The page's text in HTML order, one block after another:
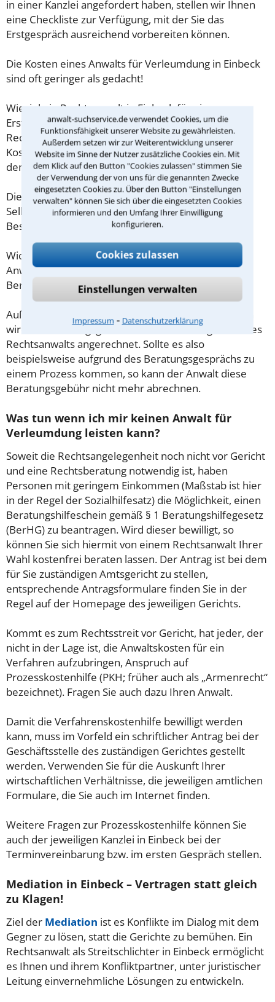
anwalt-suchservice.de verwendet Cookies, um die
Funktionsfähigkeit unserer Website zu gewährleisten.
Außerdem setzen wir zur Weiterentwicklung unserer
Website im Sinne der Nutzer zusätzliche Cookies ein. Mit
dem Klick auf den Button "Cookies zulassen" stimmen Sie
der Verwendung der von uns für die genannten Zwecke
eingesetzten Cookies zu. Über den Button "Einstellungen
verwalten" können Sie sich über die eingesetzten Cookies
informieren und den Umfang Ihrer Einwilligung
konfigurieren.
Cookies zulassen
Einstellungen verwalten
Impressum ⁃ Datenschutzerklärung
in einer Kanzlei angefordert haben, stellen wir Ihnen
eine Checkliste zur Verfügung, mit der Sie das
Erstgespräch ausreichend vorbereiten können.
Die Kosten eines Anwalts für Verleumdung in Einbeck
sind oft geringer als gedacht!
Wieviel ein Rechtsanwalt in Einbeck für eine
Erstberatung verlangen darf, ist in §34 des
Rechtsanwaltsvergütungsgesetz (RVG) geregelt. Die
Kosten für das erste Beratungsgespräch betragen
demnach maximal 190,00 € zzgl. MwSt.
Diese Regelung gilt jedoch nur für Verbraucher. Für
Selbstständige oder Freiberufler gilt diese
Beschränkung nicht.
Wichtig daher: Klären Sie die Kostenfrage mit Ihrem
Anwalt aus Einbeck schon zu Beginn der ersten
Beratung.
Außerdem gut zu wissen: Gemäß § 34 Absatz 2 RVG
wird die Beratungsgebühr auf weitere Tätigkeiten des
Rechtsanwalts angerechnet. Sollte es also
beispielsweise aufgrund des Beratungsgesprächs zu
einem Prozess kommen, so kann der Anwalt diese
Beratungsgebühr nicht mehr abrechnen.
Was tun wenn ich mir keinen Anwalt für
Verleumdung leisten kann?
Soweit die Rechtsangelegenheit noch nicht vor Gericht
und eine Rechtsberatung notwendig ist, haben
Personen mit geringem Einkommen (Maßstab ist hier
in der Regel der Sozialhilfesatz) die Möglichkeit, einen
Beratungshilfeschein gemäß § 1 Beratungshilfegesetz
(BerHG) zu beantragen. Wird dieser bewilligt, so
können Sie sich hiermit von einem Rechtsanwalt Ihrer
Wahl kostenfrei beraten lassen. Der Antrag ist bei dem
für Sie zuständigen Amtsgericht zu stellen,
entsprechende Antragsformulare finden Sie in der
Regel auf der Homepage des jeweiligen Gerichts.
Kommt es zum Rechtsstreit vor Gericht, hat jeder, der
nicht in der Lage ist, die Anwaltskosten für ein
Verfahren aufzubringen, Anspruch auf
Prozesskostenhilfe (PKH; früher auch als „Armenrecht“
bezeichnet). Fragen Sie auch dazu Ihren Anwalt.
Damit die Verfahrenskostenhilfe bewilligt werden
kann, muss im Vorfeld ein schriftlicher Antrag bei der
Geschäftsstelle des zuständigen Gerichtes gestellt
werden. Verwenden Sie für die Auskunft Ihrer
wirtschaftlichen Verhältnisse, die jeweiligen amtlichen
Formulare, die Sie auch im Internet finden.
Weitere Fragen zur Prozesskostenhilfe können Sie
auch der jeweiligen Kanzlei in Einbeck bei der
Terminvereinbarung bzw. im ersten Gespräch stellen.
Mediation in Einbeck – Vertragen statt gleich
zu Klagen!
Ziel der Mediation ist es Konflikte im Dialog mit dem
Gegner zu lösen, statt die Gerichte zu bemühen. Ein
Rechtsanwalt als Streitschlichter in Einbeck ermöglicht
es Ihnen und ihrem Konfliktpartner, unter juristischer
Leitung einvernehmliche Lösungen zu entwickeln.